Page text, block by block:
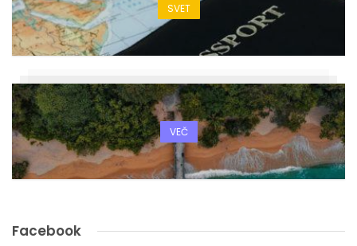
SVET
VEČ
Facebook